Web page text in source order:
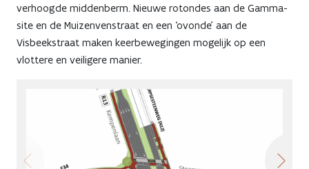
verhoogde middenberm. Nieuwe rotondes aan de Gamma-
site en de Muizenvenstraat en een ‘ovonde’ aan de
Visbeekstraat maken keerbewegingen mogelijk op een
vlottere en veiligere manier.